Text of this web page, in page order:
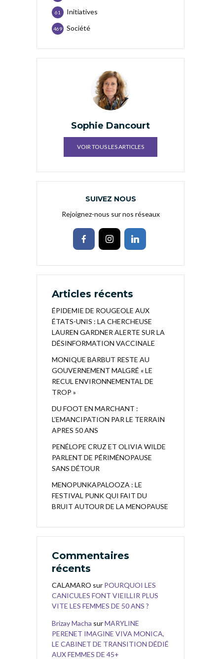
Initiatives
61
Société
469
Sophie Dancourt
VOIR TOUS LES ARTICLES
SUIVEZ NOUS
Rejoignez-nous sur nos réseaux
Articles récents
ÉPIDEMIE DE ROUGEOLE AUX
ÉTATS-UNIS : LA CHERCHEUSE
LAUREN GARDNER ALERTE SUR LA
DÉSINFORMATION VACCINALE
MONIQUE BARBUT RESTE AU
GOUVERNEMENT MALGRÉ « LE
RECUL ENVIRONNEMENTAL DE
TROP »
DU FOOT EN MARCHANT :
L’EMANCIPATION PAR LE TERRAIN
APRES 50 ANS
PENÉLOPE CRUZ ET OLIVIA WILDE
PARLENT DE PÉRIMÉNOPAUSE
SANS DÉTOUR
MENOPUNKAPALOOZA : LE
FESTIVAL PUNK QUI FAIT DU
BRUIT AUTOUR DE LA MENOPAUSE
Commentaires
récents
CALAMARO sur POURQUOI LES
CANICULES FONT VIEILLIR PLUS
VITE LES FEMMES DE 50 ANS ?
Brizay Macha surMARYLINE
PERENET IMAGINE VIVA MONICA,
LE CABINET DE TRANSITION DÉDIÉ
AUX FEMMES DE 45+